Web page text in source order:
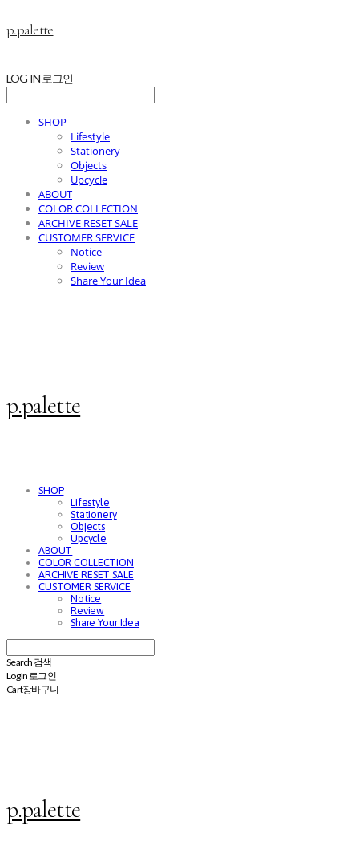
p.palette
LOG IN 로그인
SHOP
Lifestyle
Stationery
Objects
Upcycle
ABOUT
COLOR COLLECTION
ARCHIVE RESET SALE
CUSTOMER SERVICE
Notice
Review
Share Your Idea
p.palette
SHOP
Lifestyle
Stationery
Objects
Upcycle
ABOUT
COLOR COLLECTION
ARCHIVE RESET SALE
CUSTOMER SERVICE
Notice
Review
Share Your Idea
Search 검색
Log In 로그인
Cart장바구니
p.palette